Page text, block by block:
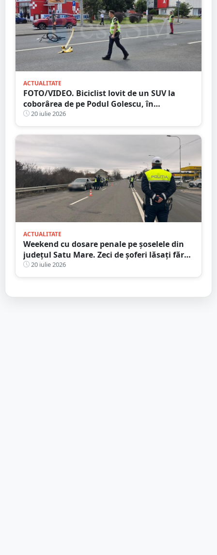
ACTUALITATE
FOTO/VIDEO. Biciclist lovit de un SUV la
coborârea de pe Podul Golescu, în
municipiul Satu Mare. Șoferul: ”Pur și
simplu nu l-am văzut”
20 iulie 2026
ACTUALITATE
Weekend cu dosare penale pe șoselele din
județul Satu Mare. Zeci de șoferi lăsați fără
permise
20 iulie 2026